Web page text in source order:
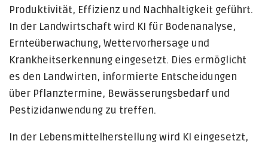
Produktivität, Effizienz und Nachhaltigkeit geführt.
In der Landwirtschaft wird KI für Bodenanalyse,
Ernteüberwachung, Wettervorhersage und
Krankheitserkennung eingesetzt. Dies ermöglicht
es den Landwirten, informierte Entscheidungen
über Pflanztermine, Bewässerungsbedarf und
Pestizidanwendung zu treffen.
In der Lebensmittelherstellung wird KI eingesetzt,